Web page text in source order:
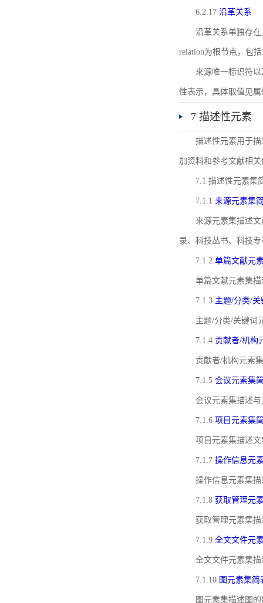
6.2.17 沿革关系
沿革关系单独存
relation为根节点，包
来源唯一标识符以
性表示，具体取值见属
7 描述性元素
描述性元素用于
加资料和参考文献相
7.1 描述性元素集
7.1.1 来源元素集
来源元素集描述
录、科技丛书、科技
7.1.2 单篇文献元
单篇文献元素集
7.1.3 主题/分类/
主题/分类/关键词
7.1.4 贡献者/机构
贡献者/机构元素
7.1.5 会议元素集
会议元素集描述
7.1.6 项目元素集
项目元素集描述
7.1.7 操作信息元
操作信息元素集
7.1.8 获取管理元
获取管理元素集
7.1.9 全文文件元
全文文件元素集
7.1.10 图元素集简
图元素集描述图